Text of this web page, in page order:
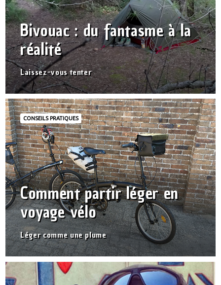
Bivouac : du fantasme à la
réalité
Laissez-vous tenter
CONSEILS PRATIQUES
Comment partir léger en
voyage vélo
Léger comme une plume